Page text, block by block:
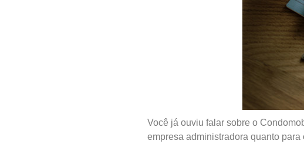
Você já ouviu falar sobre o
empresa administradora quanto para